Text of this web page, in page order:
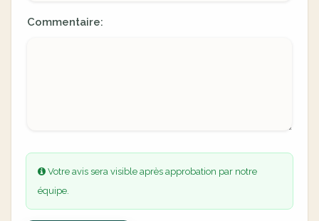
Commentaire:
Votre avis sera visible après approbation par notre
équipe.